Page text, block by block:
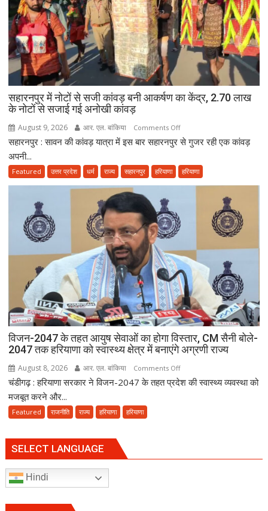
पर
साधा
निशाना;
बोलीं-
करें’
सहारनपुर में नोटों से सजी कांवड़ बनी आकर्षण का केंद्र, 2.70 लाख
के नोटों से सजाई गई अनोखी कांवड़
August 9, 2026 आर. एल. बांकिया Comments Offon
सहारनपुर
नोटों
से
बनी
केंद्र,
2.70
लाख
के
नोटों
से
सजाई
गई
अनोखी
कांवड़
सहारनपुर : सावन की कांवड़ यात्रा में इस बार सहारनपुर से गुजर रही एक कांवड़
अपनी...
Featured उत्तर प्रदेश धर्म राज्य सहारनपुर हरियाणा हरियाणा
विजन-2047 के तहत आयुष सेवाओं का होगा विस्तार, CM सैनी बोले-
2047 तक हरियाणा को स्वास्थ्य क्षेत्र में बनाएंगे अग्रणी राज्य
August 8, 2026 आर. एल. बांकिया Comments Offon
विजन-2047
होगा
चंडीगढ़ : हरियाणा सरकार ने विजन-2047 के तहत प्रदेश की स्वास्थ्य व्यवस्था को
मजबूत करने और...
Featured राजनीति राज्य हरियाणा हरियाणा
SELECT LANGUAGE
Hindi